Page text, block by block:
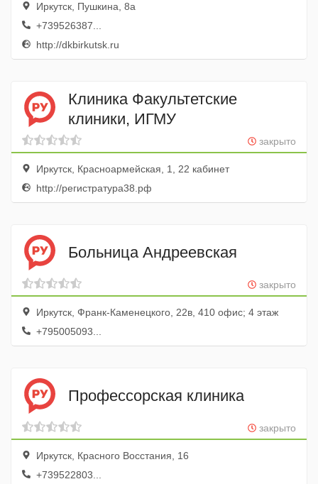
Иркутск, Пушкина, 8а
+739526387...
http://dkbirkutsk.ru
Клиника Факультетские
клиники, ИГМУ
закрыто
Иркутск, Красноармейская, 1, 22 кабинет
http://регистратура38.рф
Больница Андреевская
закрыто
Иркутск, Франк-Каменецкого, 22в, 410 офис; 4 этаж
+795005093...
Профессорская клиника
закрыто
Иркутск, Красного Восстания, 16
+739522803...